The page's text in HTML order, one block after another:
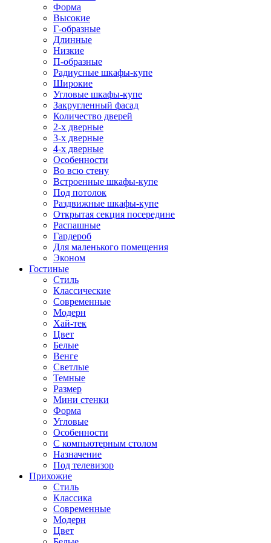
Форма
Высокие
Г-образные
Длинные
Низкие
П-образные
Радиусные шкафы-купе
Широкие
Угловые шкафы-купе
Закругленный фасад
Количество дверей
2-х дверные
3-х дверные
4-х дверные
Особенности
Во всю стену
Встроенные шкафы-купе
Под потолок
Раздвижные шкафы-купе
Открытая секция посередине
Распашные
Гардероб
Для маленького помещения
Эконом
Гостиные
Стиль
Классические
Современные
Модерн
Хай-тек
Цвет
Белые
Венге
Светлые
Темные
Размер
Мини стенки
Форма
Угловые
Особенности
С компьютерным столом
Назначение
Под телевизор
Прихожие
Стиль
Классика
Современные
Модерн
Цвет